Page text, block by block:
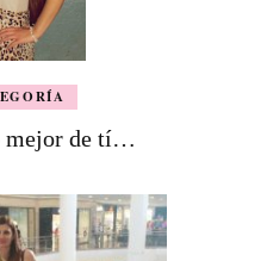
mejor de tí…